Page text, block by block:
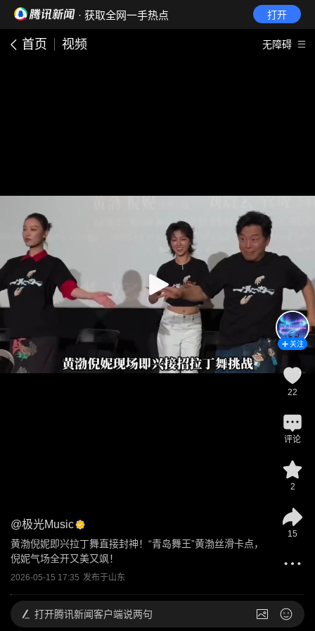
· 获取全网一手热点 打开
首页 视频 无障碍
@极光Music
黄渤倪妮即兴拉丁舞直接封神！“青岛舞王”黄渤丝滑卡点，
倪妮气场全开又美又飒！
2026-05-15 17:35 发布于山东
关注
22
评论
2
15
打开腾讯新闻客户端说两句